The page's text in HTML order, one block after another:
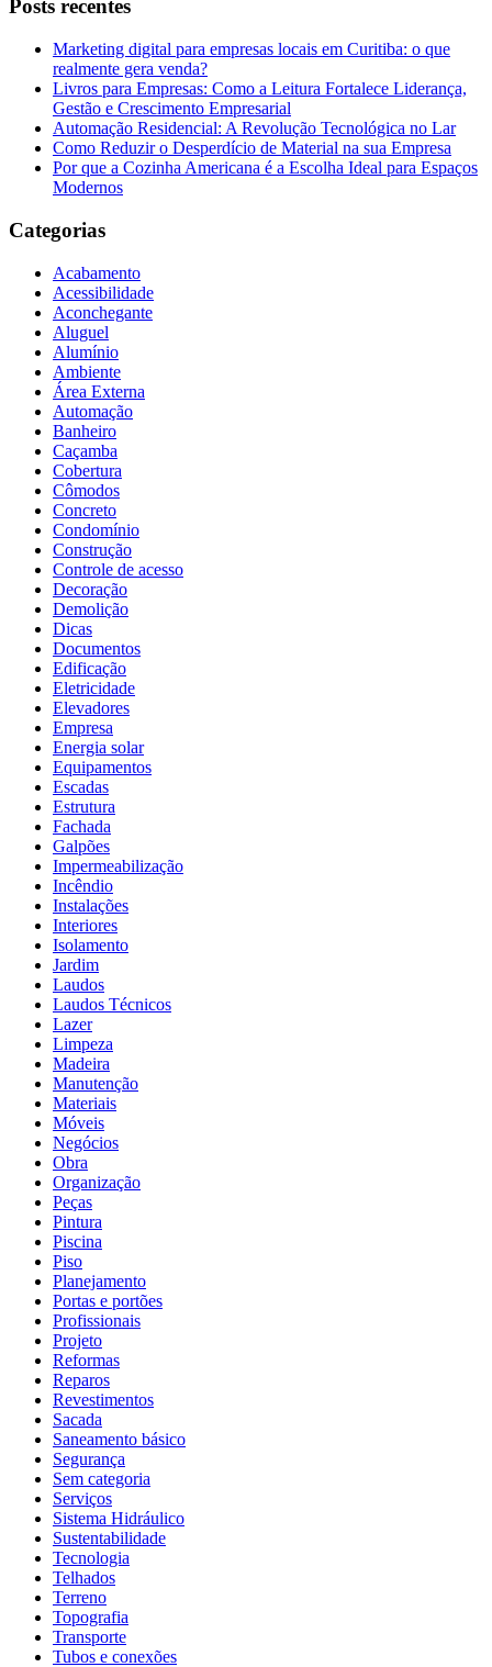
Posts recentes
Marketing digital para empresas locais em Curitiba: o que
realmente gera venda?
Livros para Empresas: Como a Leitura Fortalece Liderança,
Gestão e Crescimento Empresarial
Automação Residencial: A Revolução Tecnológica no Lar
Como Reduzir o Desperdício de Material na sua Empresa
Por que a Cozinha Americana é a Escolha Ideal para Espaços
Modernos
Categorias
Acabamento
Acessibilidade
Aconchegante
Aluguel
Alumínio
Ambiente
Área Externa
Automação
Banheiro
Caçamba
Cobertura
Cômodos
Concreto
Condomínio
Construção
Controle de acesso
Decoração
Demolição
Dicas
Documentos
Edificação
Eletricidade
Elevadores
Empresa
Energia solar
Equipamentos
Escadas
Estrutura
Fachada
Galpões
Impermeabilização
Incêndio
Instalações
Interiores
Isolamento
Jardim
Laudos
Laudos Técnicos
Lazer
Limpeza
Madeira
Manutenção
Materiais
Móveis
Negócios
Obra
Organização
Peças
Pintura
Piscina
Piso
Planejamento
Portas e portões
Profissionais
Projeto
Reformas
Reparos
Revestimentos
Sacada
Saneamento básico
Segurança
Sem categoria
Serviços
Sistema Hidráulico
Sustentabilidade
Tecnologia
Telhados
Terreno
Topografia
Transporte
Tubos e conexões